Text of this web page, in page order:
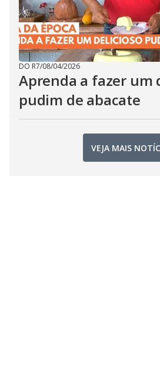
DO R7/08/04/2026
Aprenda a fazer um
pudim de abacate
VEJA MAIS